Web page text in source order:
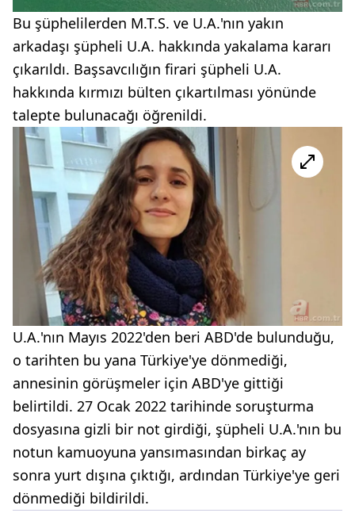
Bu şüphelilerden M.T.S. ve U.A.'nın yakın
arkadaşı şüpheli U.A. hakkında yakalama kararı
çıkarıldı. Başsavcılığın firari şüpheli U.A.
hakkında kırmızı bülten çıkartılması yönünde
talepte bulunacağı öğrenildi.
U.A.'nın Mayıs 2022'den beri ABD'de bulunduğu,
o tarihten bu yana Türkiye'ye dönmediği,
annesinin görüşmeler için ABD'ye gittiği
belirtildi. 27 Ocak 2022 tarihinde soruşturma
dosyasına gizli bir not girdiği, şüpheli U.A.'nın bu
notun kamuoyuna yansımasından birkaç ay
sonra yurt dışına çıktığı, ardından Türkiye'ye geri
dönmediği bildirildi.